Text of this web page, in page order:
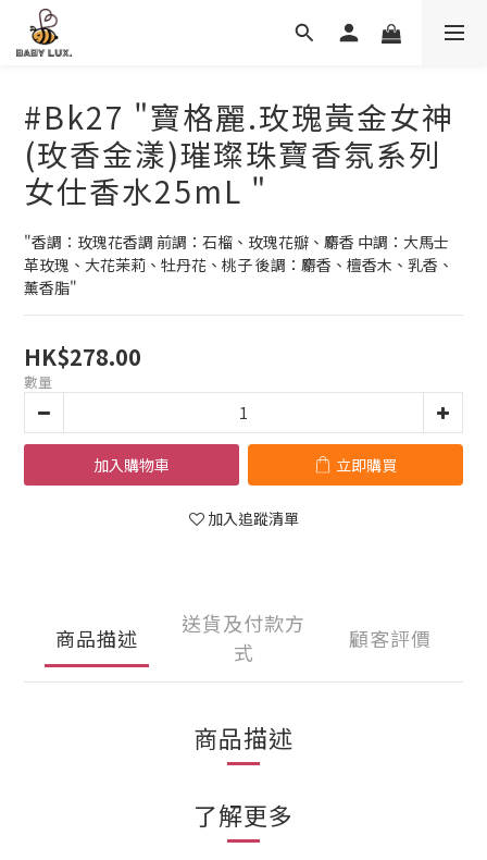
#Bk27 "寶格麗.玫瑰黃金女神
(玫香金漾)璀璨珠寶香氛系列
女仕香水25mL "
"香調：玫瑰花香調 前調：石榴、玫瑰花瓣、麝香 中調：大馬士
革玫瑰、大花茉莉、牡丹花、桃子 後調：麝香、檀香木、乳香、
薰香脂"
HK$278.00
數量
加入購物車 立即購買
加入追蹤清單
商品描述
送貨及付款方
式
顧客評價
商品描述
了解更多